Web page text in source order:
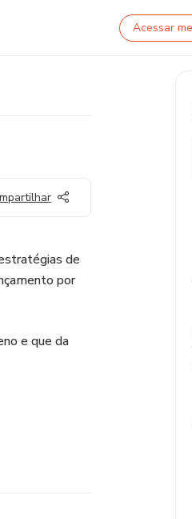
Acessar
de
por
e que da